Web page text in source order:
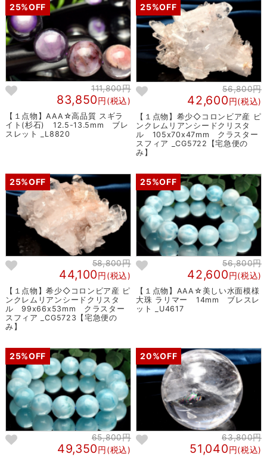
25%OFF
111,800円
83,850円(税込)
【１点物】AAA☆高品質 スギラ
イト(杉石) 12.5-13.5mm ブレ
スレット _L8820
25%OFF
56,800円
42,600円(税込)
【１点物】希少◇コロンビア産 ピ
ンクレムリアンシードクリスタ
ル 105x70x47mm クラスター
スフィア _CG5722【宅急便の
み】
25%OFF
58,800円
44,100円(税込)
【１点物】希少◇コロンビア産 ピ
ンクレムリアンシードクリスタ
ル 99x66x53mm クラスター
スフィア _CG5723【宅急便の
み】
25%OFF
56,800円
42,600円(税込)
【１点物】AAA☆美しい水面模様
大珠 ラリマー 14mm ブレスレ
ット _U4617
25%OFF
65,800円
49,350円(税込)
20%OFF
63,800円
51,040円(税込)